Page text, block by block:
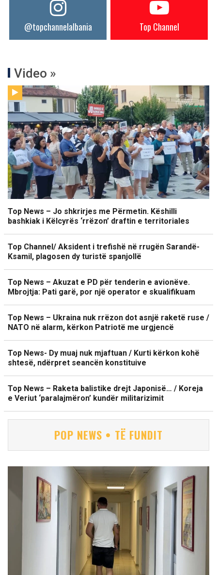
@topchannelalbania Top Channel
Video »
Top News – Jo shkrirjes me Përmetin. Këshilli
bashkiak i Këlcyrës ‘rrëzon’ draftin e territoriales
Top Channel/ Aksident i trefishë në rrugën Sarandë-
Ksamil, plagosen dy turistë spanjollë
Top News – Akuzat e PD për tenderin e avionëve.
Mbrojtja: Pati garë, por një operator e skualifikuam
Top News – Ukraina nuk rrëzon dot asnjë raketë ruse /
NATO në alarm, kërkon Patriotë me urgjencë
Top News- Dy muaj nuk mjaftuan / Kurti kërkon kohë
shtesë, ndërpret seancën konstituive
Top News – Raketa balistike drejt Japonisë… / Koreja
e Veriut ‘paralajmëron’ kundër militarizimit
POP NEWS • TË FUNDIT